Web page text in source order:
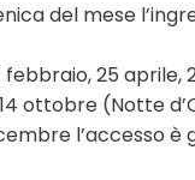
del mese
25 aprile,
ottobre (Notte
l’accesso è